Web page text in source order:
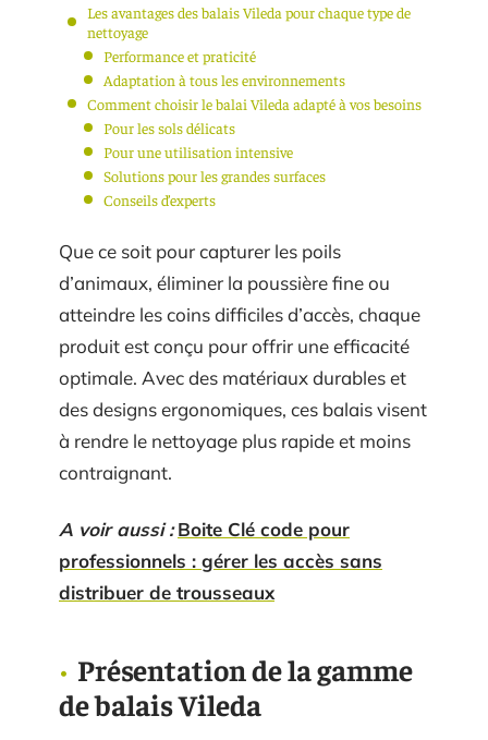
Les avantages des balais Vileda pour chaque type de
nettoyage
Performance et praticité
Adaptation à tous les environnements
Comment choisir le balai Vileda adapté à vos besoins
Pour les sols délicats
Pour une utilisation intensive
Solutions pour les grandes surfaces
Conseils d’experts
Que ce soit pour capturer les poils
d’animaux, éliminer la poussière fine ou
atteindre les coins difficiles d’accès, chaque
produit est conçu pour offrir une efficacité
optimale. Avec des matériaux durables et
des designs ergonomiques, ces balais visent
à rendre le nettoyage plus rapide et moins
contraignant.
A voir aussi : Boite Clé code pour
professionnels : gérer les accès sans
distribuer de trousseaux
Présentation de la gamme
de balais Vileda